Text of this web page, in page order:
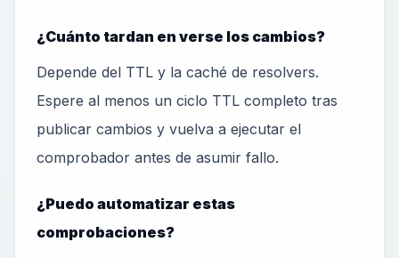
¿Cuánto tardan en verse los cambios?
Depende del TTL y la caché de resolvers.
Espere al menos un ciclo TTL completo tras
publicar cambios y vuelva a ejecutar el
comprobador antes de asumir fallo.
¿Puedo automatizar estas
comprobaciones?